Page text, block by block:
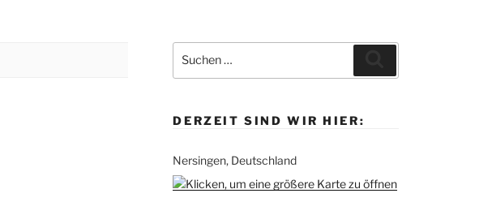
nach:
DERZEIT SIND WIR HIER:
Nersingen, Deutschland